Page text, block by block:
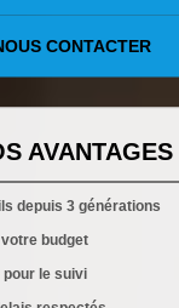
CONTACTER
AVANTAGES
depuis 3 générations
budget
le suivi